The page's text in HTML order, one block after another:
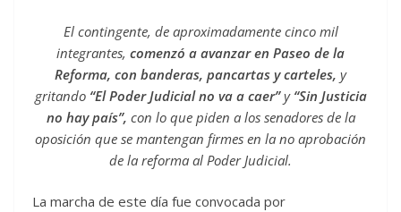
El contingente, de aproximadamente cinco mil
integrantes, comenzó a avanzar en Paseo de la
Reforma, con banderas, pancartas y carteles, y
gritando “El Poder Judicial no va a caer”y “Sin Justicia
no hay país”, con lo que piden a los senadores de la
oposición que se mantengan firmes en la no aprobación
de la reforma al Poder Judicial.
La marcha de este día fue convocada por